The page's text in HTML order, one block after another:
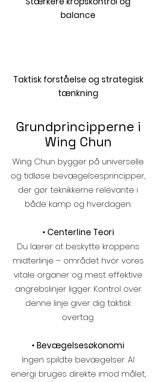
balance
Taktisk forståelse og strategisk
tænkning
Grundprincipperne i
Wing Chun
Wing Chun bygger på universelle
og tidløse bevægelsesprincipper,
der gør teknikkerne relevante i
både kamp og hverdagen:
• Centerline Teori
Du lærer at beskytte kroppens
midterlinje – området hvor vores
vitale organer og mest effektive
angrebslinjer ligger. Kontrol over
denne linje giver dig taktisk
overtag.
• Bevægelsesøkonomi
Ingen spildte bevægelser. Al
energi bruges direkte imod målet,